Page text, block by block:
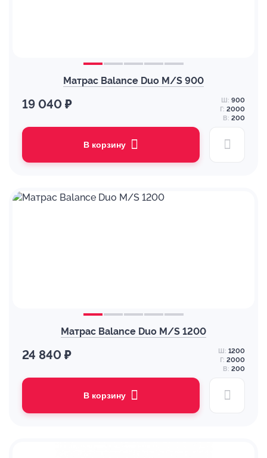
Матрас Balance Duo M/S 900
19 040 ₽ Ш: 900
Г: 2000
В: 200
В корзину
Матрас Balance Duo M/S 1200
24 840 ₽ Ш: 1200
Г: 2000
В: 200
В корзину